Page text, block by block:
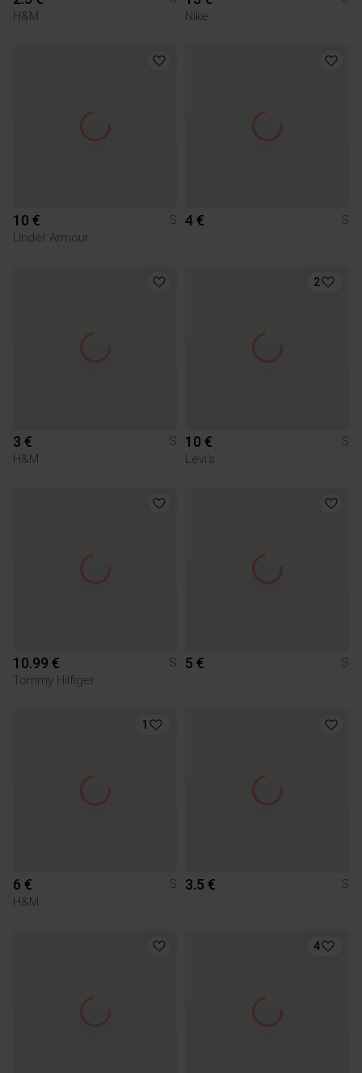
H&M
Nike
10 €
S
Under Armour
4 € S
3 €
S
H&M
2
10 €
S
Levi's
10.99 €
S
Tommy Hilfiger
5 € S
1
6 €
S
H&M
3.5 € S
4